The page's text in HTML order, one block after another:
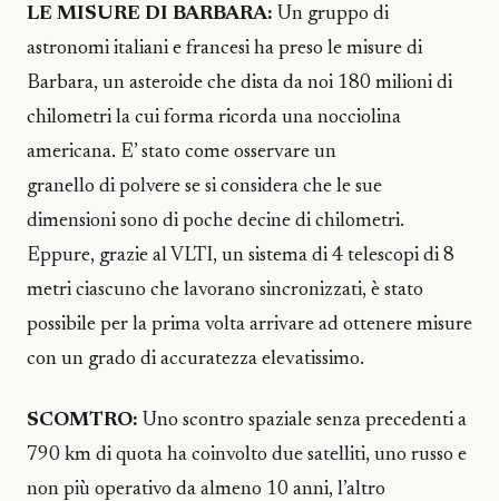
LE MISURE DI BARBARA: Un gruppo di
astronomi italiani e francesi ha preso le misure di
Barbara, un asteroide che dista da noi 180 milioni di
chilometri la cui forma ricorda una nocciolina
americana. E’ stato come osservare un
granello di polvere se si considera che le sue
dimensioni sono di poche decine di chilometri.
Eppure, grazie al VLTI, un sistema di 4 telescopi di 8
metri ciascuno che lavorano sincronizzati, è stato
possibile per la prima volta arrivare ad ottenere misure
con un grado di accuratezza elevatissimo.
SCOMTRO: Uno scontro spaziale senza precedenti a
790 km di quota ha coinvolto due satelliti, uno russo e
non più operativo da almeno 10 anni, l’altro